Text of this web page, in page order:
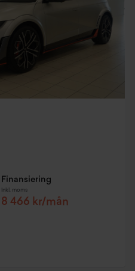
Finansiering
Inkl. moms
8 466 kr/mån